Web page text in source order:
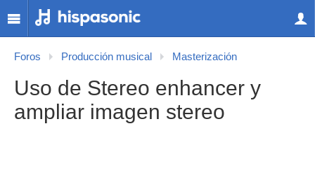
Foros Producción musical Masterización
Uso de Stereo enhancer y
ampliar imagen stereo